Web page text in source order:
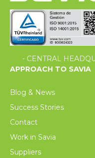
- CENTRAL
APPROACH TO SAVIA
Blog & News
Success Stories
Contact
Work in Savia
Suppliers